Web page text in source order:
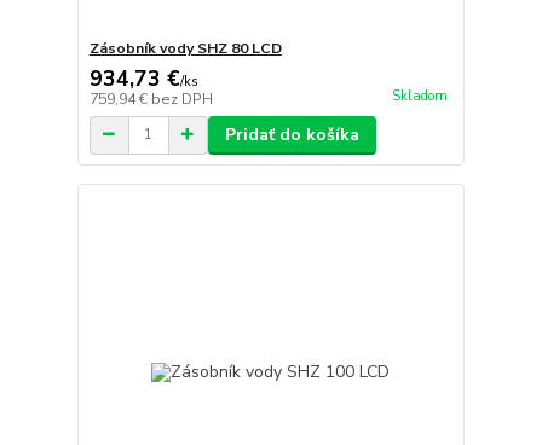
Zásobník vody SHZ 80 LCD
934,73 €/ks
759,94 € bez DPH Skladom
Pridať do košíka